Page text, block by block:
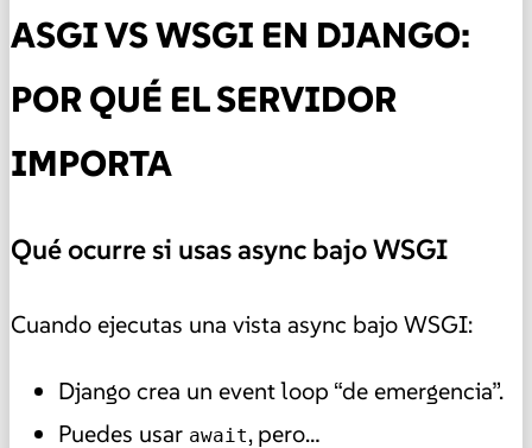
ASGI VS WSGI EN DJANGO:
POR QUÉ EL SERVIDOR
IMPORTA
Qué ocurre si usas async bajo WSGI
Cuando ejecutas una vista async bajo WSGI:
Django crea un event loop “de emergencia”.
Puedes usar await, pero…